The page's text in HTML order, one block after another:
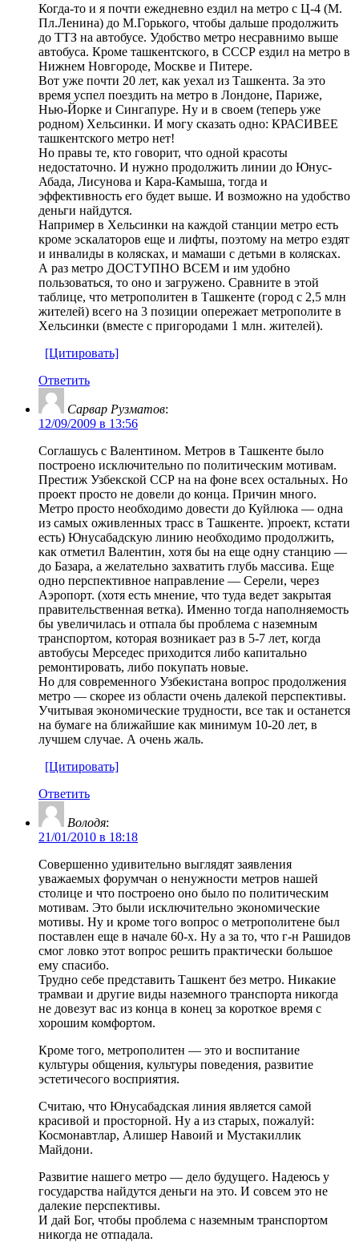
Когда-то и я почти ежедневно ездил на метро с Ц-4 (М.
Пл.Ленина) до М.Горького, чтобы дальше продолжить
до ТТЗ на автобусе. Удобство метро несравнимо выше
автобуса. Кроме ташкентского, в СССР ездил на метро в
Нижнем Новгороде, Москве и Питере.
Вот уже почти 20 лет, как уехал из Ташкента. За это
время успел поездить на метро в Лондоне, Париже,
Нью-Йорке и Сингапуре. Ну и в своем (теперь уже
родном) Хельсинки. И могу сказать одно: КРАСИВЕЕ
ташкентского метро нет!
Но правы те, кто говорит, что одной красоты
недостаточно. И нужно продолжить линии до Юнус-
Абада, Лисунова и Кара-Камыша, тогда и
эффективность его будет выше. И возможно на удобство
деньги найдутся.
Например в Хельсинки на каждой станции метро есть
кроме эскалаторов еще и лифты, поэтому на метро ездят
и инвалиды в колясках, и мамаши с детьми в колясках.
А раз метро ДОСТУПНО ВСЕМ и им удобно
пользоваться, то оно и загружено. Сравните в этой
таблице, что метрополитен в Ташкенте (город с 2,5 млн
жителей) всего на 3 позиции опережает метрополите в
Хельсинки (вместе с пригородами 1 млн. жителей).
[Цитировать]
Ответить
Сарвар Рузматов:
12/09/2009 в 13:56
Соглашусь с Валентином. Метров в Ташкенте было
построено исключительно по политическим мотивам.
Престиж Узбекской ССР на на фоне всех остальных. Но
проект просто не довели до конца. Причин много.
Метро просто необходимо довести до Куйлюка — одна
из самых оживленных трасс в Ташкенте. )проект, кстати
есть) Юнусабадскую линию необходимо продолжить,
как отметил Валентин, хотя бы на еще одну станцию —
до Базара, а желательно захватить глубь массива. Еще
одно перспективное направление — Серели, через
Аэропорт. (хотя есть мнение, что туда ведет закрытая
правительственная ветка). Именно тогда наполняемость
бы увеличилась и отпала бы проблема с наземным
транспортом, которая возникает раз в 5-7 лет, когда
автобусы Мерседес приходится либо капитально
ремонтировать, либо покупать новые.
Но для современного Узбекистана вопрос продолжения
метро — скорее из области очень далекой перспективы.
Учитывая экономические трудности, все так и останется
на бумаге на ближайшие как минимум 10-20 лет, в
лучшем случае. А очень жаль.
[Цитировать]
Ответить
Володя:
21/01/2010 в 18:18
Совершенно удивительно выглядят заявления
уважаемых форумчан о ненужности метров нашей
столице и что построено оно было по политическим
мотивам. Это были исключительно экономические
мотивы. Ну и кроме того вопрос о метрополитене был
поставлен еще в начале 60-х. Ну а за то, что г-н Рашидов
смог ловко этот вопрос решить практически большое
ему спасибо.
Трудно себе представить Ташкент без метро. Никакие
трамваи и другие виды наземного транспорта никогда
не довезут вас из конца в конец за короткое время с
хорошим комфортом.
Кроме того, метрополитен — это и воспитание
культуры общения, культуры поведения, развитие
эстетичесого восприятия.
Считаю, что Юнусабадская линия является самой
красивой и просторной. Ну а из старых, пожалуй:
Космонавтлар, Алишер Навоий и Мустакиллик
Майдони.
Развитие нашего метро — дело будущего. Надеюсь у
государства найдутся деньги на это. И совсем это не
далекие перспективы.
И дай Бог, чтобы проблема с наземным транспортом
никогда не отпадала.